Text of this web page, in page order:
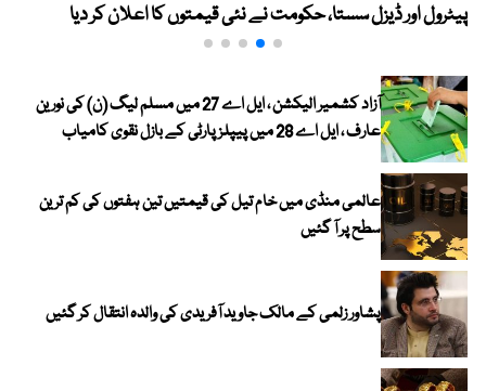
پیٹرول اور ڈیزل سستا، حکومت نے نئی قیمتوں کا اعلان کر دیا
آزاد کشمیر الیکشن ، ایل اے 27 میں مسلم لیگ (ن) کی نورین
عارف ، ایل اے 28 میں پیپلز پارٹی کے بازل نقوی کامیاب
عالمی منڈی میں خام تیل کی قیمتیں تین ہفتوں کی کم ترین
سطح پر آ گئیں
پشاور زلمی کے مالک جاوید آفریدی کی والدہ انتقال کر گئیں